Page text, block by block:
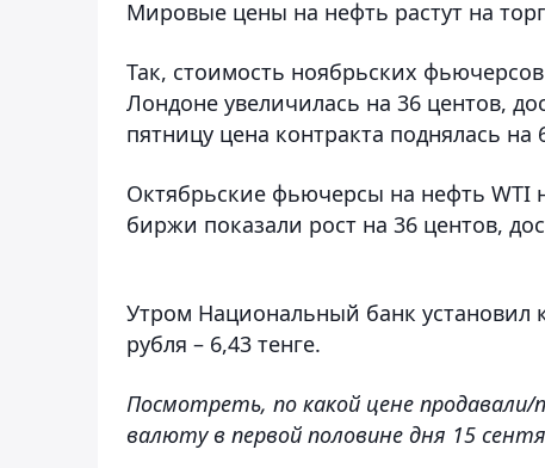
Мировые цены на нефть растут на
Так, стоимость ноябрьских
Лондоне увеличилась на 36 центов,
пятницу цена контракта поднялась на
Октябрьские фьючерсы на нефть WTI
биржи показали рост на 36 центов,
Утром Национальный банк установил
рубля – 6,43 тенге.
Посмотреть, по какой цене продавали/
валюту в первой половине дня 15